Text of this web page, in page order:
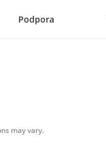
Podpora
may vary.